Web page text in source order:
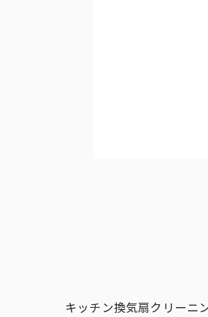
キッチン換気扇クリーニ